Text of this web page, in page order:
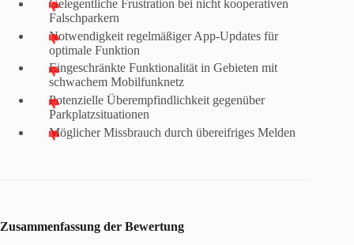
Gelegentliche Frustration bei nicht kooperativen
Falschparkern
Notwendigkeit regelmäßiger App-Updates für
optimale Funktion
Eingeschränkte Funktionalität in Gebieten mit
schwachem Mobilfunknetz
Potenzielle Überempfindlichkeit gegenüber
Parkplatzsituationen
Möglicher Missbrauch durch übereifriges Melden
Zusammenfassung der Bewertung